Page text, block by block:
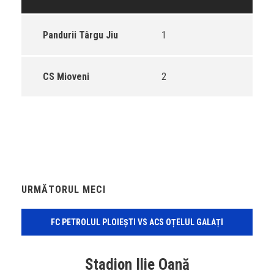
Pandurii Târgu Jiu 1
CS Mioveni 2
URMĂTORUL MECI
FC PETROLUL PLOIEȘTI VS ACS OȚELUL GALAȚI
Stadion Ilie Oană